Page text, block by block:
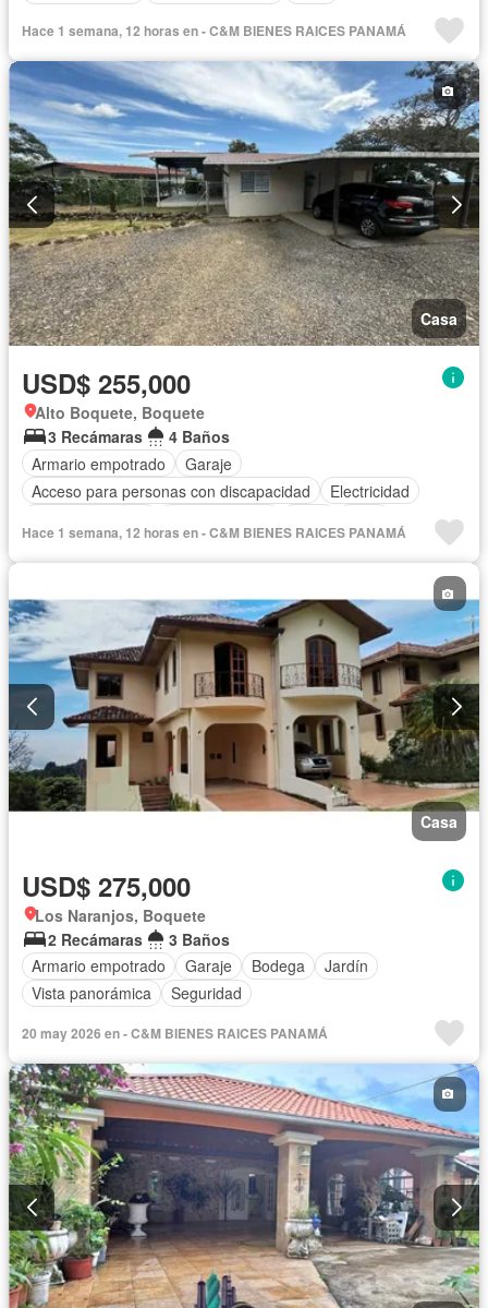
Hace 1 semana, 12 horas en - C&M BIENES RAICES PANAMÁ
Casa
USD$ 255,000
Alto Boquete, Boquete
3 Recámaras
4 Baños
Armario empotrado
Garaje
Acceso para personas con discapacidad
Electricidad
Hace 1 semana, 12 horas en - C&M BIENES RAICES PANAMÁ
Casa
USD$ 275,000
Los Naranjos, Boquete
2 Recámaras
3 Baños
Armario empotrado
Garaje Bodega
Jardín
Vista panorámica
Seguridad
20 may 2026 en - C&M BIENES RAICES PANAMÁ